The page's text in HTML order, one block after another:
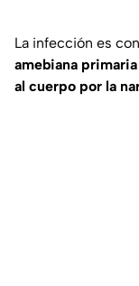
La infección es
amebiana
al cuerpo por la